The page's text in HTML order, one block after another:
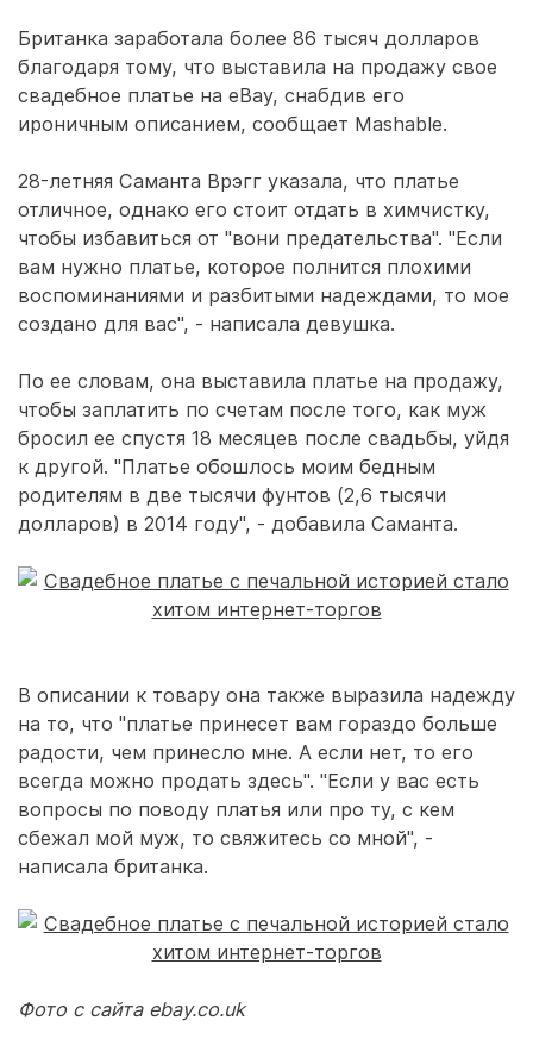
Британка заработала более 86 тысяч долларов
благодаря тому, что выставила на продажу свое
свадебное платье на eBay, снабдив его
ироничным описанием, сообщает Mashable.
28-летняя Саманта Врэгг указала, что платье
отличное, однако его стоит отдать в химчистку,
чтобы избавиться от "вони предательства". "Если
вам нужно платье, которое полнится плохими
воспоминаниями и разбитыми надеждами, то мое
создано для вас", - написала девушка.
По ее словам, она выставила платье на продажу,
чтобы заплатить по счетам после того, как муж
бросил ее спустя 18 месяцев после свадьбы, уйдя
к другой. "Платье обошлось моим бедным
родителям в две тысячи фунтов (2,6 тысячи
долларов) в 2014 году", - добавила Саманта.
В описании к товару она также выразила надежду
на то, что "платье принесет вам гораздо больше
радости, чем принесло мне. А если нет, то его
всегда можно продать здесь". "Если у вас есть
вопросы по поводу платья или про ту, с кем
сбежал мой муж, то свяжитесь со мной", -
написала британка.
Фото с сайта ebay.co.uk